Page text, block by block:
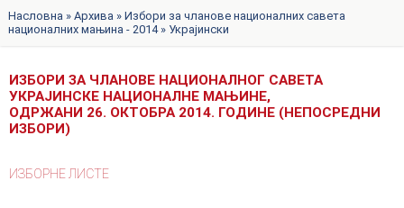
Насловна » Архива » Избори за чланове националних савета
националних мањина - 2014 » Украјински
ИЗБОРИ ЗА ЧЛАНОВЕ НАЦИОНАЛНОГ САВЕТА
УКРАЈИНСКЕ НАЦИОНАЛНЕ МАЊИНЕ,
ОДРЖАНИ 26. ОКТОБРА 2014. ГОДИНЕ(НЕПОСРЕДНИ
ИЗБОРИ)
ИЗБОРНЕ ЛИСТЕ